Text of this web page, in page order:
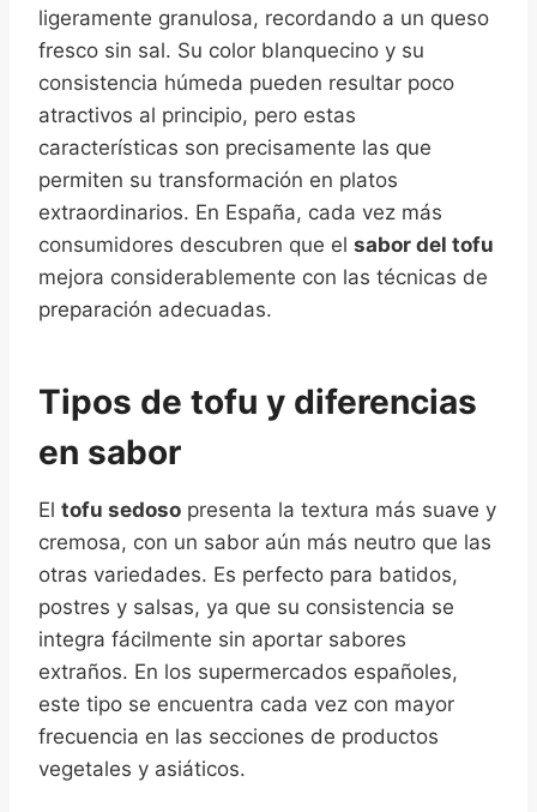
ligeramente granulosa, recordando a un queso
fresco sin sal. Su color blanquecino y su
consistencia húmeda pueden resultar poco
atractivos al principio, pero estas
características son precisamente las que
permiten su transformación en platos
extraordinarios. En España, cada vez más
consumidores descubren que el sabor del tofu
mejora considerablemente con las técnicas de
preparación adecuadas.
Tipos de tofu y diferencias
en sabor
El tofu sedoso presenta la textura más suave y
cremosa, con un sabor aún más neutro que las
otras variedades. Es perfecto para batidos,
postres y salsas, ya que su consistencia se
integra fácilmente sin aportar sabores
extraños. En los supermercados españoles,
este tipo se encuentra cada vez con mayor
frecuencia en las secciones de productos
vegetales y asiáticos.